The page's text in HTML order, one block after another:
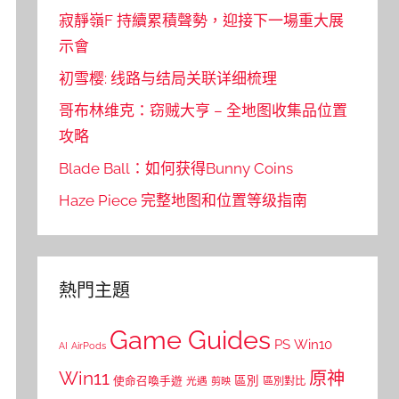
寂靜嶺F 持續累積聲勢，迎接下一場重大展
示會
初雪樱: 线路与结局关联详细梳理
哥布林维克：窃贼大亨 – 全地图收集品位置
攻略
Blade Ball：如何获得Bunny Coins
Haze Piece 完整地图和位置等级指南
熱門主題
AI AirPods Game Guides PS Win10
Win11 使命召喚手遊 光遇 剪映 區別 區別對比 原神